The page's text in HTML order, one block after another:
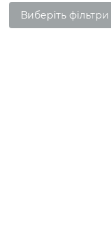
Виберіть фільтри